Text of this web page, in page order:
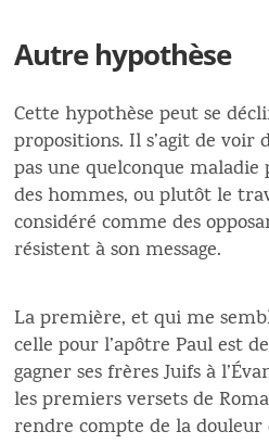
Autre hypothèse
Cette hypothèse peut se
propositions. Il s’agit de voir
pas une quelconque maladie
des hommes, ou plutôt le
considéré comme des
résistent à son message.
La première, et qui me
celle pour l’apôtre Paul est
gagner ses frères Juifs à
les premiers versets de
rendre compte de la douleur